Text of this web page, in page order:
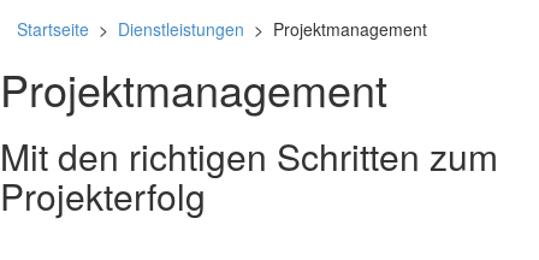
Startseite > Dienstleistungen > Projektmanagement
Projektmanagement
Mit den richtigen Schritten zum
Projekterfolg